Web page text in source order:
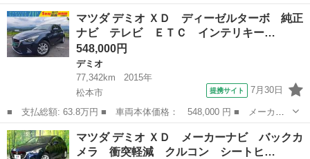
名： マツダ ■ 車種名： デミオ ■ グレード名： カジュアルス
タイリッシュＭ 特別仕様車 スマートキー ＣＤ／ＭＤ ■ 排気
量： 1300c...
長野 長野市 デミオ
マツダ デミオ ＸＤ ディーゼルターボ 純正
ナビ テレビ ＥＴＣ インテリキー…
548,000円
デミオ
77,342km
2015年
松本市
提携サイト 7月30日
■ 支払総額: 63.8万円 ■ 車両本体価格： 548,000 円 ■ メーカー
名： マツダ ■ 車種名： デミオ ■ グレード名： ＸＤ ディー
ゼルターボ 純正ナビ テレビ ＥＴＣ インテリキー アイドリン
グストップ ...
長野 松本市 デミオ
マツダ デミオ ＸＤ メーカーナビ バックカ
メラ 衝突軽減 クルコン シートヒ…